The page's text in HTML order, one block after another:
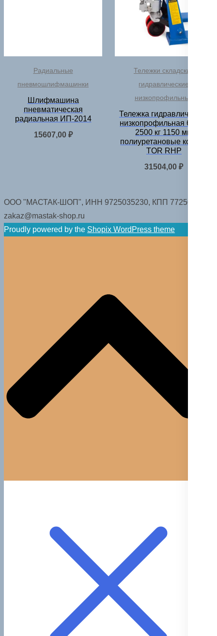
Радиальные
пневмошлифмашинки
Шлифмашина
пневматическая
радиальная ИП-2014
15607,00 ₽
Тележки складские
гидравлические
низкопрофильные
Тележка гидравлическая
низкопрофильная 65 мм
2500 кг 1150 мм
полиуретановые колеса
TOR RHP
31504,00₽
ООО "МАСТАК-ШОП", ИНН 9725035230, КПП 772501001.
zakaz@mastak-shop.ru
Proudly powered by the Shopix WordPress theme